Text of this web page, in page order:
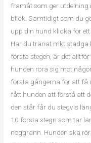
framåt som ger utdelning
blick. Samtidigt som du
upp din hund klicka för
Har du tränat mkt stadga
första stegen, är det
hunden röra sig mot
första gångerna för att få
fått hunden att förstå att
den står får du stegvis
10 första stegn som tar
noggrann. Hunden ska